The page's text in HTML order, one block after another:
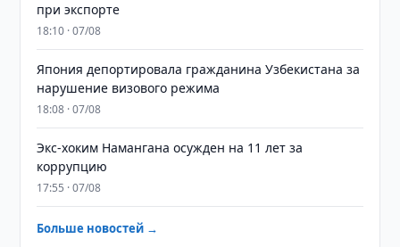
при экспорте
18:10 · 07/08
Япония депортировала гражданина Узбекистана за
нарушение визового режима
18:08 · 07/08
​​​​​​​Экс-хоким Намангана осужден на 11 лет за
коррупцию
17:55 · 07/08
Больше новостей →